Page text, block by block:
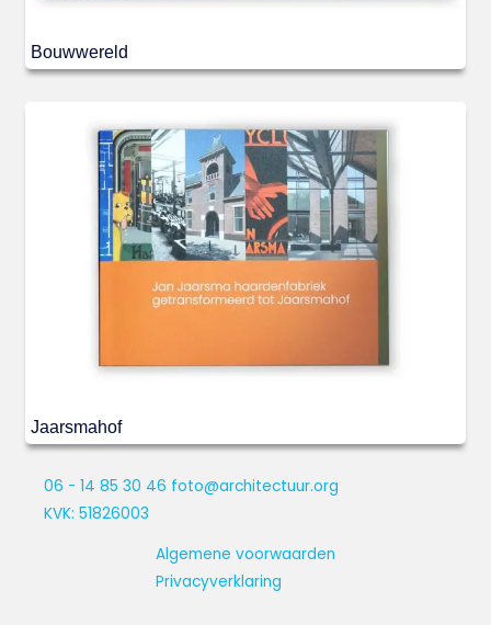
Bouwwereld
Jaarsmahof
06 - 14 85 30 46 foto@architectuur.org
KVK: 51826003
Algemene voorwaarden
Privacyverklaring